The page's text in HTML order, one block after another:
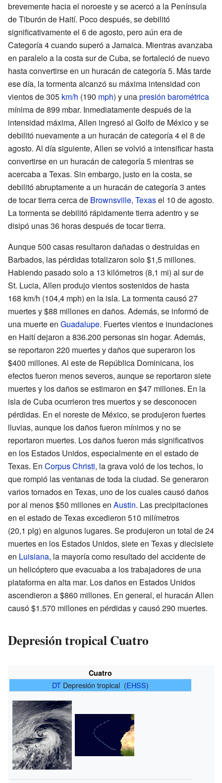
brevemente hacia el noroeste y se acercó a la Península
de Tiburón de Haití. Poco después, se debilitó
significativamente el 6 de agosto, pero aún era de
Categoría 4 cuando superó a Jamaica. Mientras avanzaba
en paralelo a la costa sur de Cuba, se fortaleció de nuevo
hasta convertirse en un huracán de categoría 5. Más tarde
ese día, la tormenta alcanzó su máxima intensidad con
vientos de 305 km/h (190 mph) y unapresión barométrica
mínima de 899 mbar. Inmediatamente después de la
intensidad máxima, Allen ingresó al Golfo de México y se
debilitó nuevamente a un huracán de categoría 4 el 8 de
agosto. Al día siguiente, Allen se volvió a intensificar hasta
convertirse en un huracán de categoría 5 mientras se
acercaba a Texas. Sin embargo, justo en la costa, se
debilitó abruptamente a un huracán de categoría 3 antes
de tocar tierra cerca de Brownsville, Texasel 10 de agosto.
La tormenta se debilitó rápidamente tierra adentro y se
disipó unas 36 horas después de tocar tierra.
Aunque 500 casas resultaron dañadas o destruidas en
Barbados, las pérdidas totalizaron solo $1,5 millones.
Habiendo pasado solo a 13 kilómetros (8,1 mi) al sur de
St. Lucia, Allen produjo vientos sostenidos de hasta
168 km/h (104,4 mph) en la isla. La tormenta causó 27
muertes y $88 millones en daños. Además, se informó de
una muerte en Guadalupe. Fuertes vientos e inundaciones
en Haití dejaron a 836.200 personas sin hogar. Además,
se reportaron 220 muertes y daños que superaron los
$400 millones. Al este de República Dominicana, los
efectos fueron menos severos, aunque se reportaron siete
muertes y los daños se estimaron en $47 millones. En la
isla de Cuba ocurrieron tres muertos y se desconocen
pérdidas. En el noreste de México, se produjeron fuertes
lluvias, aunque los daños fueron mínimos y no se
reportaron muertes. Los daños fueron más significativos
en los Estados Unidos, especialmente en el estado de
Texas. En Corpus Christi, la grava voló de los techos, lo
que rompió las ventanas de toda la ciudad. Se generaron
varios tornados en Texas, uno de los cuales causó daños
por al menos $50 millones en Austin. Las precipitaciones
en el estado de Texas excedieron 510 milímetros
(20,1 plg) en algunos lugares. Se produjeron un total de 24
muertes en los Estados Unidos, siete en Texas y diecisiete
en Luisiana, la mayoría como resultado del accidente de
un helicóptero que evacuaba a los trabajadores de una
plataforma en alta mar. Los daños en Estados Unidos
ascendieron a $860 millones. En general, el huracán Allen
causó $1.570 millones en pérdidas y causó 290 muertes.
Depresión tropical Cuatro
Cuatro
DT Depresión tropical (EHSS)